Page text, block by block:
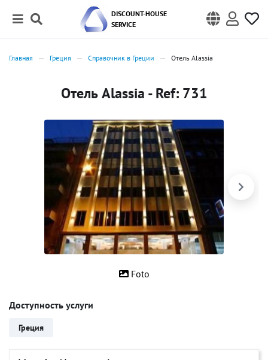
DISCOUNT-HOUSE
SERVICE
Главная Греция Справочник в Греции Отель Alassia
Отель Alassia - Ref: 731
Foto
Доступность услуги
Греция